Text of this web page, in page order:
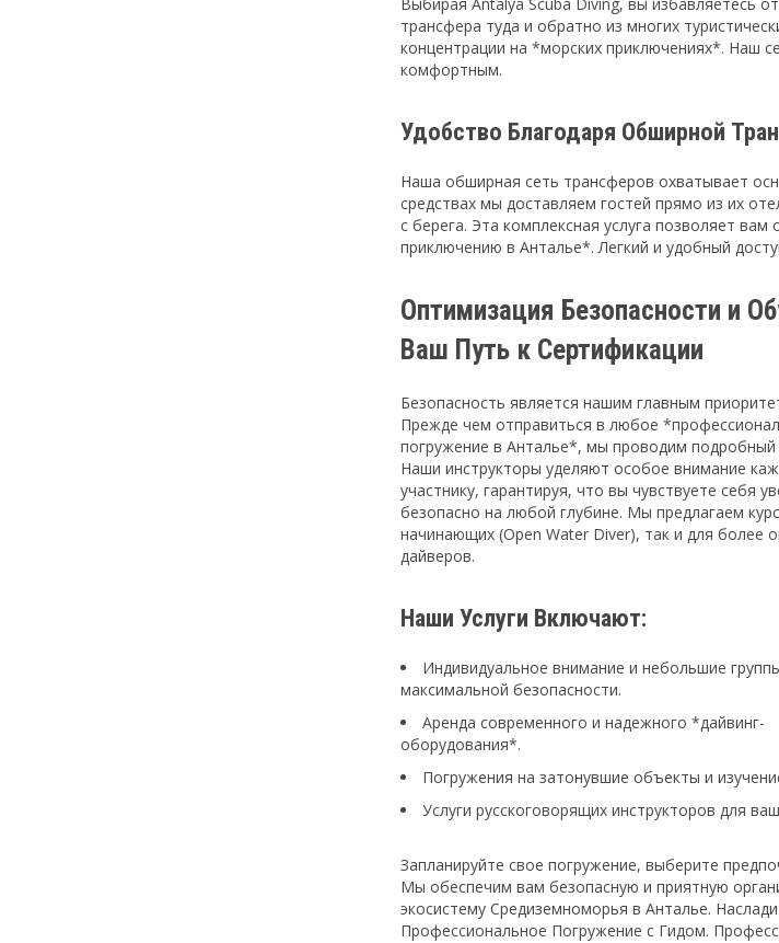
Выбирая Antalya Scuba Diving, вы избавляетесь
трансфера туда и обратно из многих
концентрации на *морских приключениях*. Наш
комфортным.
Удобство Благодаря Обширной
Наша обширная сеть трансферов охватывает
средствах мы доставляем гостей прямо из их
с берега. Эта комплексная услуга позволяет
приключению в Анталье*. Легкий и удобный
Оптимизация Безопасности и
Ваш Путь к Сертификации
Безопасность является нашим главным
Прежде чем отправиться в любое
погружение в Анталье*, мы проводим подробный
Наши инструкторы уделяют особое внимание
участнику, гарантируя, что вы чувствуете себя
безопасно на любой глубине. Мы предлагаем
начинающих (Open Water Diver), так и для более
дайверов.
Наши Услуги Включают:
Индивидуальное внимание и небольшие
максимальной безопасности.
Аренда современного и надежного *дайвинг-
оборудования*.
Погружения на затонувшие объекты и
Услуги русскоговорящих инструкторов для
Запланируйте свое погружение, выберите
Мы обеспечим вам безопасную и приятную
экосистему Средиземноморья в Анталье.
Профессиональное Погружение с Гидом.